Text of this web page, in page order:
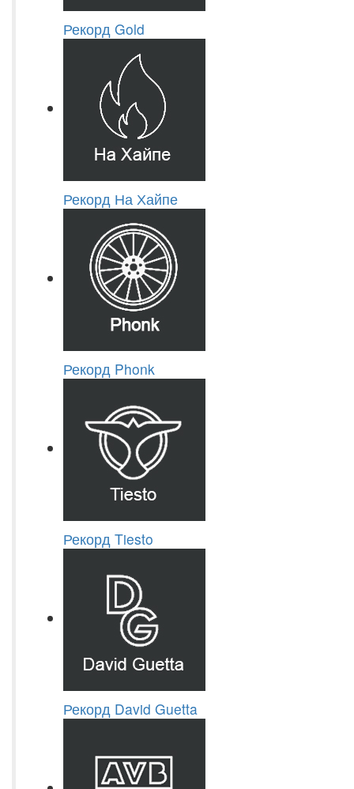
Рекорд Gold
Рекорд На Хайпе
Рекорд Phonk
Рекорд Tiesto
Рекорд David Guetta